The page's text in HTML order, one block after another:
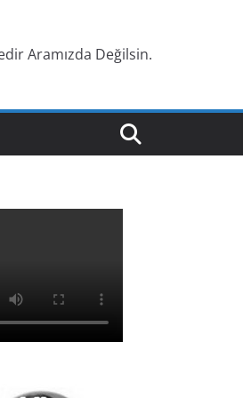
Aramızda Değilsin.